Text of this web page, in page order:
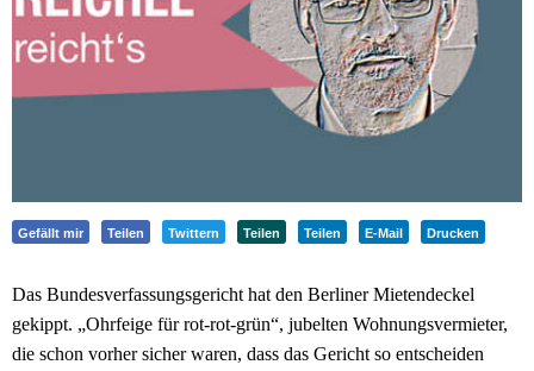
Gefällt mir Teilen Twittern Teilen Teilen E-Mail Drucken
Das Bundesverfassungsgericht hat den Berliner Mietendeckel
gekippt. „Ohrfeige für rot-rot-grün“, jubelten Wohnungsvermieter,
die schon vorher sicher waren, dass das Gericht so entscheiden